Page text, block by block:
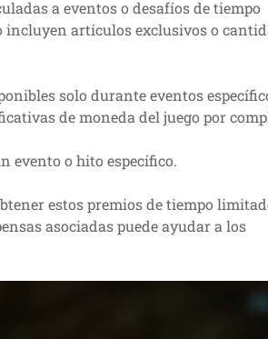
a eventos o desafíos de tiempo
artículos exclusivos o
solo durante eventos
de moneda del juego por
evento o hito específico.
estos premios de tiempo
asociadas puede ayudar a los